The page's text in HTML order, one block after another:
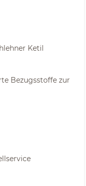
Ketil
Bezugsstoffe zur